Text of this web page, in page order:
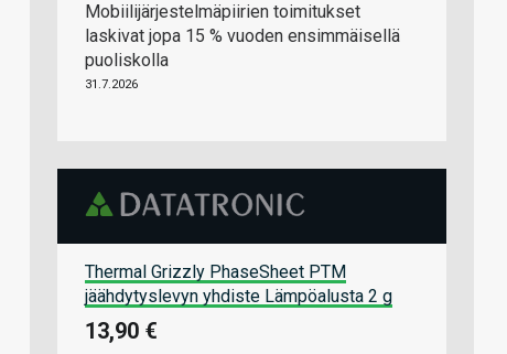
Mobiilijärjestelmäpiirien toimitukset
laskivat jopa 15 % vuoden ensimmäisellä
puoliskolla
31.7.2026
Thermal Grizzly PhaseSheet PTM
jäähdytyslevyn yhdiste Lämpöalusta 2 g
13,90 €